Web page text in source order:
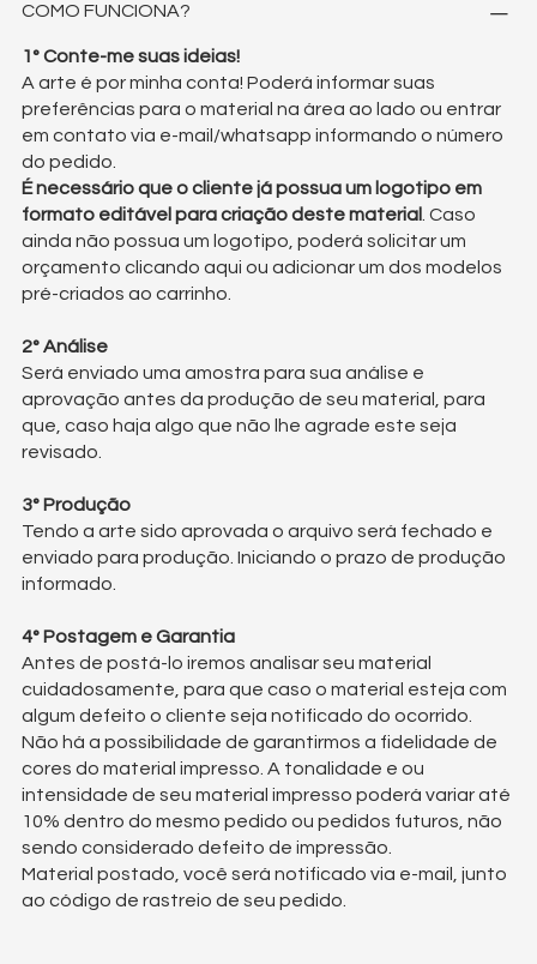
COMO FUNCIONA?
1° Conte-me suas ideias!
A arte é por minha conta! Poderá informar suas
preferências para o material na área ao lado ou entrar
em contato via e-mail/whatsapp informando o número
do pedido.
É necessário que o cliente já possua um logotipo em
formato editável para criação deste material . Caso
ainda não possua um logotipo, poderá solicitar um
orçamento clicando aqui ou adicionar um dos modelos
pré-criados ao carrinho.
2° Análise
Será enviado uma amostra para sua análise e
aprovação antes da produção de seu material, para
que, caso haja algo que não lhe agrade este seja
revisado.
3° Produção
Tendo a arte sido aprovada o arquivo será fechado e
enviado para produção. Iniciando o prazo de produção
informado.
4° Postagem e Garantia
Antes de postá-lo iremos analisar seu material
cuidadosamente, para que caso o material esteja com
algum defeito o cliente seja notificado do ocorrido.
Não há a possibilidade de garantirmos a fidelidade de
cores do material impresso. A tonalidade e ou
intensidade de seu material impresso poderá variar até
10% dentro do mesmo pedido ou pedidos futuros, não
sendo considerado defeito de impressão.
Material postado, você será notificado via e-mail, junto
ao código de rastreio de seu pedido.